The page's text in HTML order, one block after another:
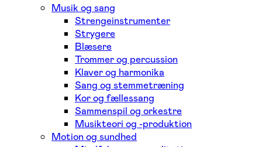
Musik og sang
Strengeinstrumenter
Strygere
Blæsere
Trommer og percussion
Klaver og harmonika
Sang og stemmetræning
Kor og fællessang
Sammenspil og orkestre
Musikteori og -produktion
Motion og sundhed